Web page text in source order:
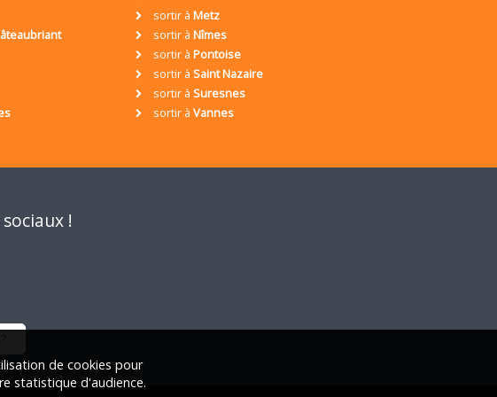
sortir à Metz
sortir à Nîmes
sortir à Pontoise
sortir à Saint Nazaire
sortir à Suresnes
sortir à Vannes
!
de cookies pour
statistique d'audience.